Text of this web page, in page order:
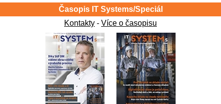
Časopis IT Systems/Speciál
Kontakty - Více o časopisu